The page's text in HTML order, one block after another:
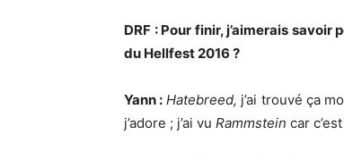
DRF : Pour finir, j’aimerais
du Hellfest 2016 ?
Yann : Hatebreed, j’ai trouvé ça
j’adore ; j’ai vu Rammstein car